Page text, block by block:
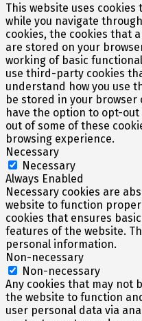
This website uses
while you navigate
cookies, the cookies that
are stored on your
working of basic
use third-party cookies
understand how you use
be stored in your browser
have the option to opt-
out of some of these
browsing experience.
Necessary
Necessary
Always Enabled
Necessary cookies are
website to function
cookies that ensures
features of the website.
personal information.
Non-necessary
Non-necessary
Any cookies that may not
the website to function
user personal data via